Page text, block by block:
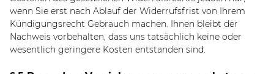
wenn Sie erst nach Ablauf der Widerrufsfrist von Ihrem
Kündigungsrecht Gebrauch machen. Ihnen bleibt der
Nachweis vorbehalten, dass uns tatsächlich keine oder
wesentlich geringere Kosten entstanden sind.